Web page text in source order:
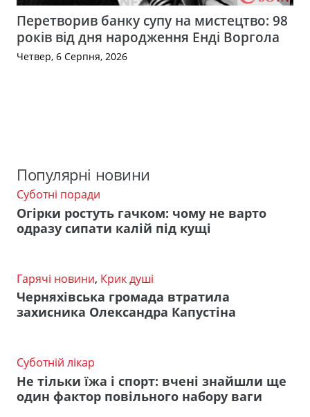
Перетворив банку супу на мистецтво: 98
років від дня народження Енді Воргола
Четвер, 6 Серпня, 2026
Популярні новини
Суботні поради
Огірки ростуть гачком: чому не варто
одразу сипати калій під кущі
Гарячі новини, Крик душі
Черняхівська громада втратила
захисника Олександра Капустіна
Суботній лікар
Не тільки їжа і спорт: вчені знайшли ще
один фактор повільного набору ваги